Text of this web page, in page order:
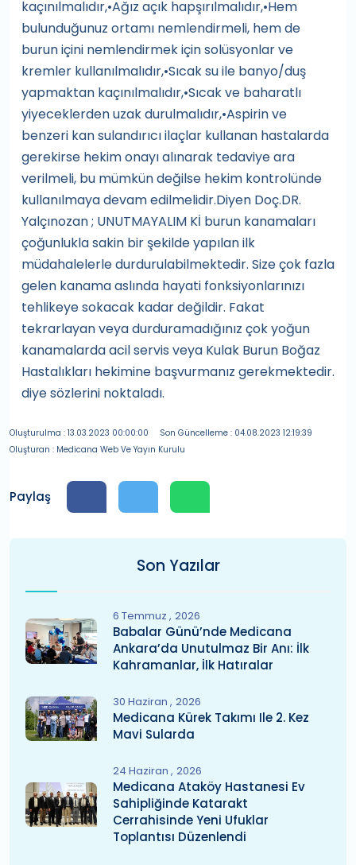
kaçınılmalıdır,•Ağız açık hapşırılmalıdır,•Hem
bulunduğunuz ortamı nemlendirmeli, hem de
burun içini nemlendirmek için solüsyonlar ve
kremler kullanılmalıdır,•Sıcak su ile banyo/duş
yapmaktan kaçınılmalıdır,•Sıcak ve baharatlı
yiyeceklerden uzak durulmalıdır,•Aspirin ve
benzeri kan sulandırıcı ilaçlar kullanan hastalarda
gerekirse hekim onayı alınarak tedaviye ara
verilmeli, bu mümkün değilse hekim kontrolünde
kullanılmaya devam edilmelidir.Diyen Doç.DR.
Yalçınozan ; UNUTMAYALIM Kİ burun kanamaları
çoğunlukla sakin bir şekilde yapılan ilk
müdahalelerle durdurulabilmektedir. Size çok fazla
gelen kanama aslında hayati fonksiyonlarınızı
tehlikeye sokacak kadar değildir. Fakat
tekrarlayan veya durduramadığınız çok yoğun
kanamalarda acil servis veya Kulak Burun Boğaz
Hastalıkları hekimine başvurmanız gerekmektedir.
diye sözlerini noktaladı.
Oluşturulma : 13.03.2023 00:00:00
Son Güncelleme : 04.08.2023 12:19:39
Oluşturan : Medicana Web Ve Yayın Kurulu
Paylaş
Son Yazılar
6 Temmuz 2026
Babalar Günü’nde Medicana
Ankara’da Unutulmaz Bir Anı: İlk
Kahramanlar, İlk Hatıralar
30 Haziran 2026
Medicana Kürek Takımı Ile 2. Kez
Mavi Sularda
24 Haziran 2026
Medicana Ataköy Hastanesi Ev
Sahipliğinde Katarakt
Cerrahisinde Yeni Ufuklar
Toplantısı Düzenlendi